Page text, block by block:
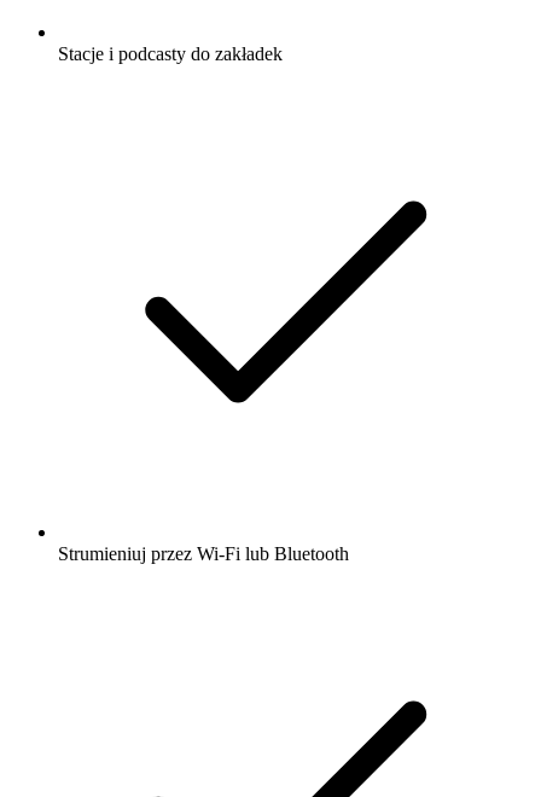
Stacje i podcasty do zakładek
Strumieniuj przez Wi-Fi lub Bluetooth